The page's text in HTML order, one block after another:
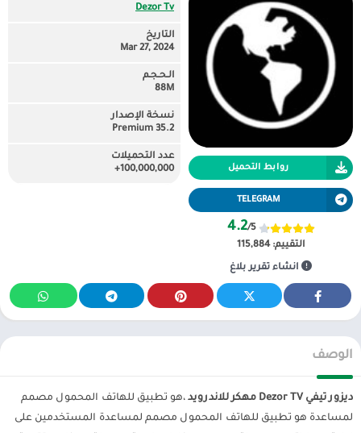
روابط التحميل
TELEGRAM
4.2/5
التقييم:115,884
انشاء تقرير بلاغ
Dezor Tv
التاريخ
Mar 27, 2024
الـحـجـم
88M
نسخة الإصدار
35.2 Premium
عدد التحميلات
100,000,000+
الوصف
ديزور تيفي Dezor TV مهكر للاندرويد
،هو تطبيق للهاتف المحمول مصمم
لمساعدة هو تطبيق للهاتف المحمول مصمم لمساعدة المستخدمين على